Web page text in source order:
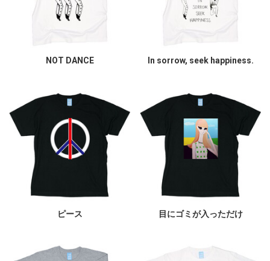
NOT DANCE In sorrow, seek happiness.
ピース 目にゴミが入っただけ